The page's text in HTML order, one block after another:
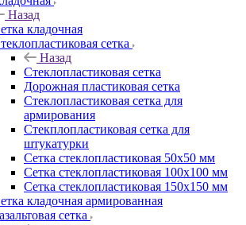
Назад
кладочная
сетка
Назад
Стеклопластиковая сетка
Дорожная пластиковая сетка
Стеклопластиковая сетка для
армирования
Стекплопластиковая сетка для
штукатурки
Сетка стеклопластиковая 50x50 мм
Сетка стеклопластиковая 100x100 мм
Сетка стеклопластиковая 150x150 мм
кладочная армированная
сетка